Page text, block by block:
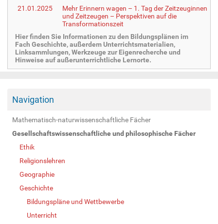
21.01.2025
Mehr Erinnern wagen – 1. Tag der Zeitzeuginnen
und Zeitzeugen – Perspektiven auf die
Transformationszeit
Hier finden Sie Informationen zu den Bildungsplänen im
Fach Geschichte, außerdem Unterrichtsmaterialien,
Linksammlungen, Werkzeuge zur Eigenrecherche und
Hinweise auf außerunterrichtliche Lernorte.
Navigation
Mathematisch-naturwissenschaftliche Fächer
Gesellschaftswissenschaftliche und philosophische Fächer
Ethik
Religionslehren
Geographie
Geschichte
Bildungspläne und Wettbewerbe
Unterricht